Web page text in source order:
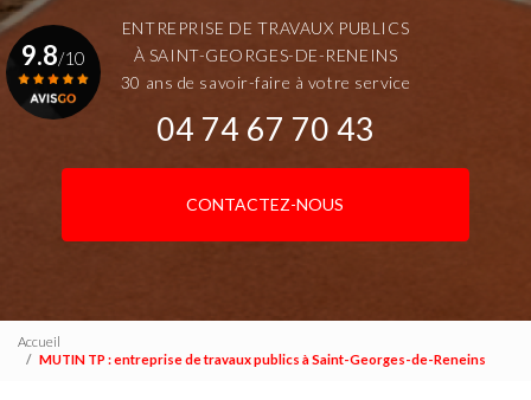
ENTREPRISE DE TRAVAUX PUBLICS
À SAINT-GEORGES-DE-RENEINS
30 ans de savoir-faire à votre service
04 74 67 70 43
CONTACTEZ-NOUS
9.8/10
Accueil
MUTIN TP : entreprise de travaux publics à Saint-Georges-de-Reneins